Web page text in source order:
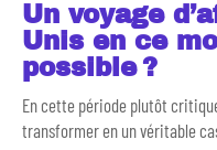
Un voyage
Unis en ce
possible ?
En cette période plutôt
transformer en un véritable